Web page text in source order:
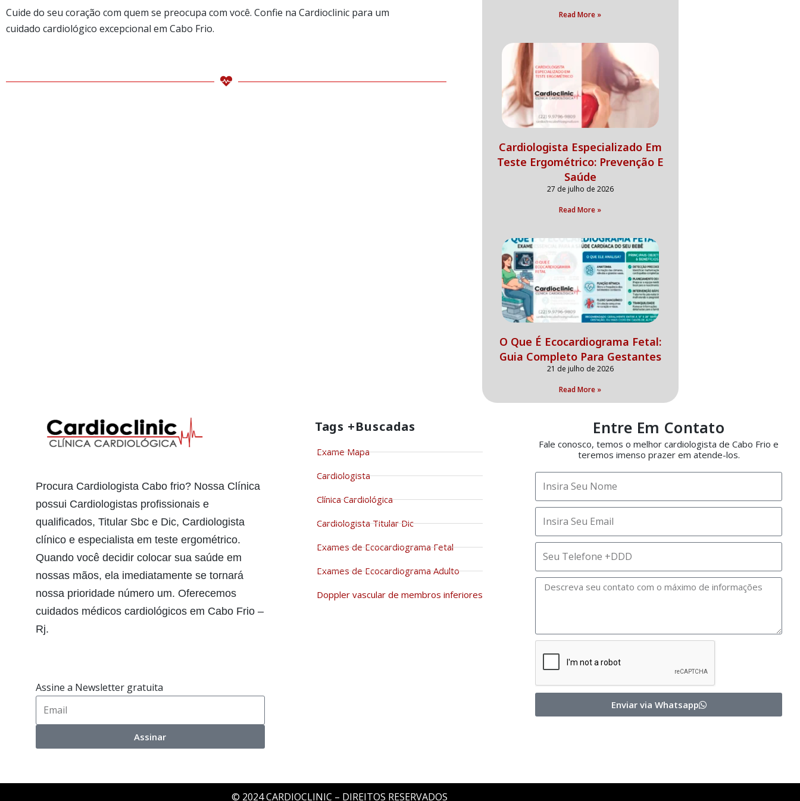
Cuide do seu coração com quem se preocupa com você. Confie na Cardioclinic para um
cuidado cardiológico excepcional em Cabo Frio.
Read More »
Cardiologista Especializado Em
Teste Ergométrico: Prevenção E
Saúde
27 de julho de 2026
Read More »
O Que É Ecocardiograma Fetal:
Guia Completo Para Gestantes
21 de julho de 2026
Read More »
Procura Cardiologista Cabo frio? Nossa Clínica
possui Cardiologistas profissionais e
qualificados, Titular Sbc e Dic, Cardiologista
clínico e especialista em teste ergométrico.
Quando você decidir colocar sua saúde em
nossas mãos, ela imediatamente se tornará
nossa prioridade número um. Oferecemos
cuidados médicos cardiológicos em Cabo Frio –
Rj.
Assine a Newsletter gratuita
Assinar
Tags +buscadas
Exame Mapa
Cardiologista
Clínica Cardiológica
Cardiologista Titular Dic
Exames de Ecocardiograma Fetal
Exames de Ecocardiograma Adulto
Doppler vascular de membros inferiores
Entre Em Contato
Fale conosco, temos o melhor cardiologista de Cabo Frio e
teremos imenso prazer em atende-los.
Enviar via Whatsapp
© 2024 CARDIOCLINIC – DIREITOS RESERVADOS